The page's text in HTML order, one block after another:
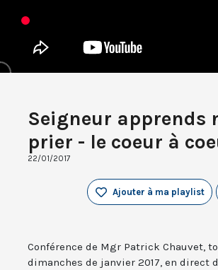
Seigneur apprends
prier - le coeur à
22/01/2017
Ajouter à ma playlist
Conférence de Mgr Patrick Chauvet,
dimanches de janvier 2017, en direct